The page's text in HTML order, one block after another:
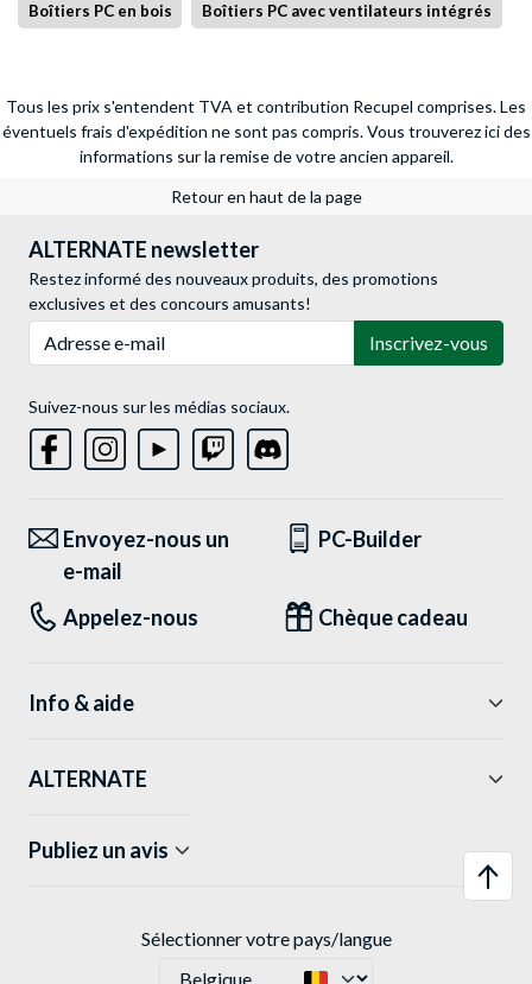
Boîtiers PC en bois Boîtiers PC avec ventilateurs intégrés
Tous les prix s'entendent TVA et contribution Recupel comprises. Les
éventuels frais d'expédition ne sont pas compris. Vous trouverez ici des
informations sur la remise de votre ancien appareil.
Retour en haut de la page
ALTERNATE newsletter
Restez informé des nouveaux produits, des promotions
exclusives et des concours amusants!
Inscrivez-vous
Suivez-nous sur les médias sociaux.
Envoyez-nous un
e-mail
PC-Builder
Appelez-nous Chèque cadeau
Info & aide
ALTERNATE
Publiez un avis
Sélectionner votre pays/langue